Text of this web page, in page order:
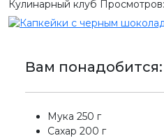
Кулинарный клуб
Вам понадобится:
Мука 250 г
Сахар 200 г